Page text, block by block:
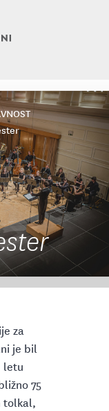
za
je bil
letu
75
tolkal,